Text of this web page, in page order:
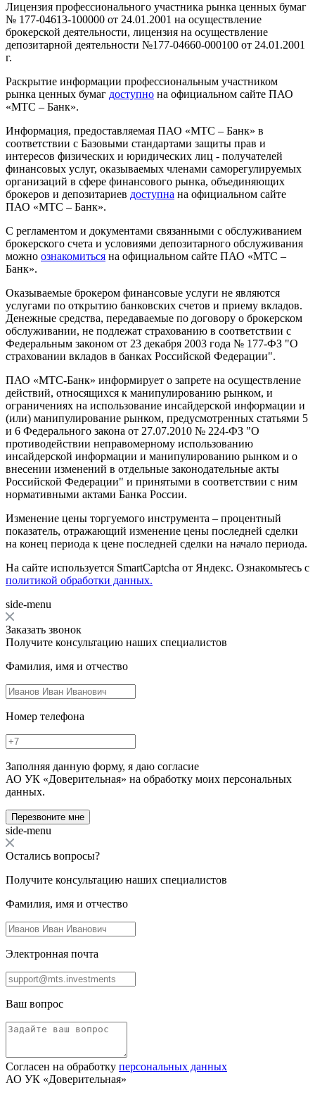
Лицензия профессионального участника рынка ценных бумаг
№ 177-04613-100000 от 24.01.2001 на осуществление
брокерской деятельности, лицензия на осуществление
депозитарной деятельности №177-04660-000100 от 24.01.2001
г.
Раскрытие информации профессиональным участником
рынка ценных бумаг доступно на официальном сайте ПАО
«МТС – Банк».
Информация, предоставляемая ПАО «МТС – Банк» в
соответствии с Базовыми стандартами защиты прав и
интересов физических и юридических лиц - получателей
финансовых услуг, оказываемых членами саморегулируемых
организаций в сфере финансового рынка, объединяющих
брокеров и депозитариев доступна на официальном сайте
ПАО «МТС – Банк».
С регламентом и документами связанными с обслуживанием
брокерского счета и условиями депозитарного обслуживания
можно ознакомиться на официальном сайте ПАО «МТС –
Банк».
Оказываемые брокером финансовые услуги не являются
услугами по открытию банковских счетов и приему вкладов.
Денежные средства, передаваемые по договору о брокерском
обслуживании, не подлежат страхованию в соответствии с
Федеральным законом от 23 декабря 2003 года № 177-ФЗ "О
страховании вкладов в банках Российской Федерации".
ПАО «МТС-Банк» информирует о запрете на осуществление
действий, относящихся к манипулированию рынком, и
ограничениях на использование инсайдерской информации и
(или) манипулирование рынком, предусмотренных статьями 5
и 6 Федерального закона от 27.07.2010 № 224-ФЗ "О
противодействии неправомерному использованию
инсайдерской информации и манипулированию рынком и о
внесении изменений в отдельные законодательные акты
Российской Федерации" и принятыми в соответствии с ним
нормативными актами Банка России.
Изменение цены торгуемого инструмента – процентный
показатель, отражающий изменение цены последней сделки
на конец периода к цене последней сделки на начало периода.
На сайте используется SmartCaptcha от Яндекс. Ознакомьтесь с
политикой обработки данных.
side-menu
Заказать звонок
Получите консультацию наших специалистов
Фамилия, имя и отчество
Номер телефона
Заполняя данную форму, я даю согласие
АО УК «Доверительная» на обработку моих персональных
данных.
Перезвоните мне
side-menu
Остались вопросы?
Получите консультацию наших специалистов
Фамилия, имя и отчество
Электронная почта
Ваш вопрос
Согласен на обработку персональных данных
АО УК «Доверительная»